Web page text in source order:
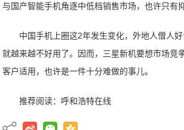
与国产智能手机角逐中低档销售市场，也许只有
中国手机上圈这2年发生变化，外地人僧人
就越来越不好用了。因而，三星新机要想市场竞
客户适用，也许是一件十分难做的事儿。
推荐阅读： 呼和浩特在线